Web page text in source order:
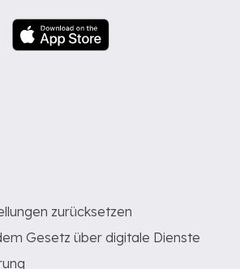
zurücksetzen
Gesetz über digitale Dienste